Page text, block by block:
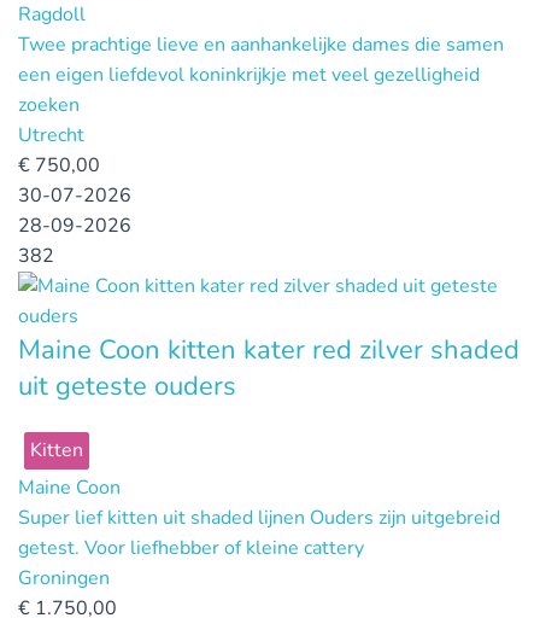
Ragdoll
Twee prachtige lieve en aanhankelijke dames die samen
een eigen liefdevol koninkrijkje met veel gezelligheid
zoeken
Utrecht
€ 750,00
30-07-2026
28-09-2026
382
Maine Coon kitten kater red zilver shaded
uit geteste ouders
Kitten
Maine Coon
Super lief kitten uit shaded lijnen Ouders zijn uitgebreid
getest. Voor liefhebber of kleine cattery
Groningen
€ 1.750,00